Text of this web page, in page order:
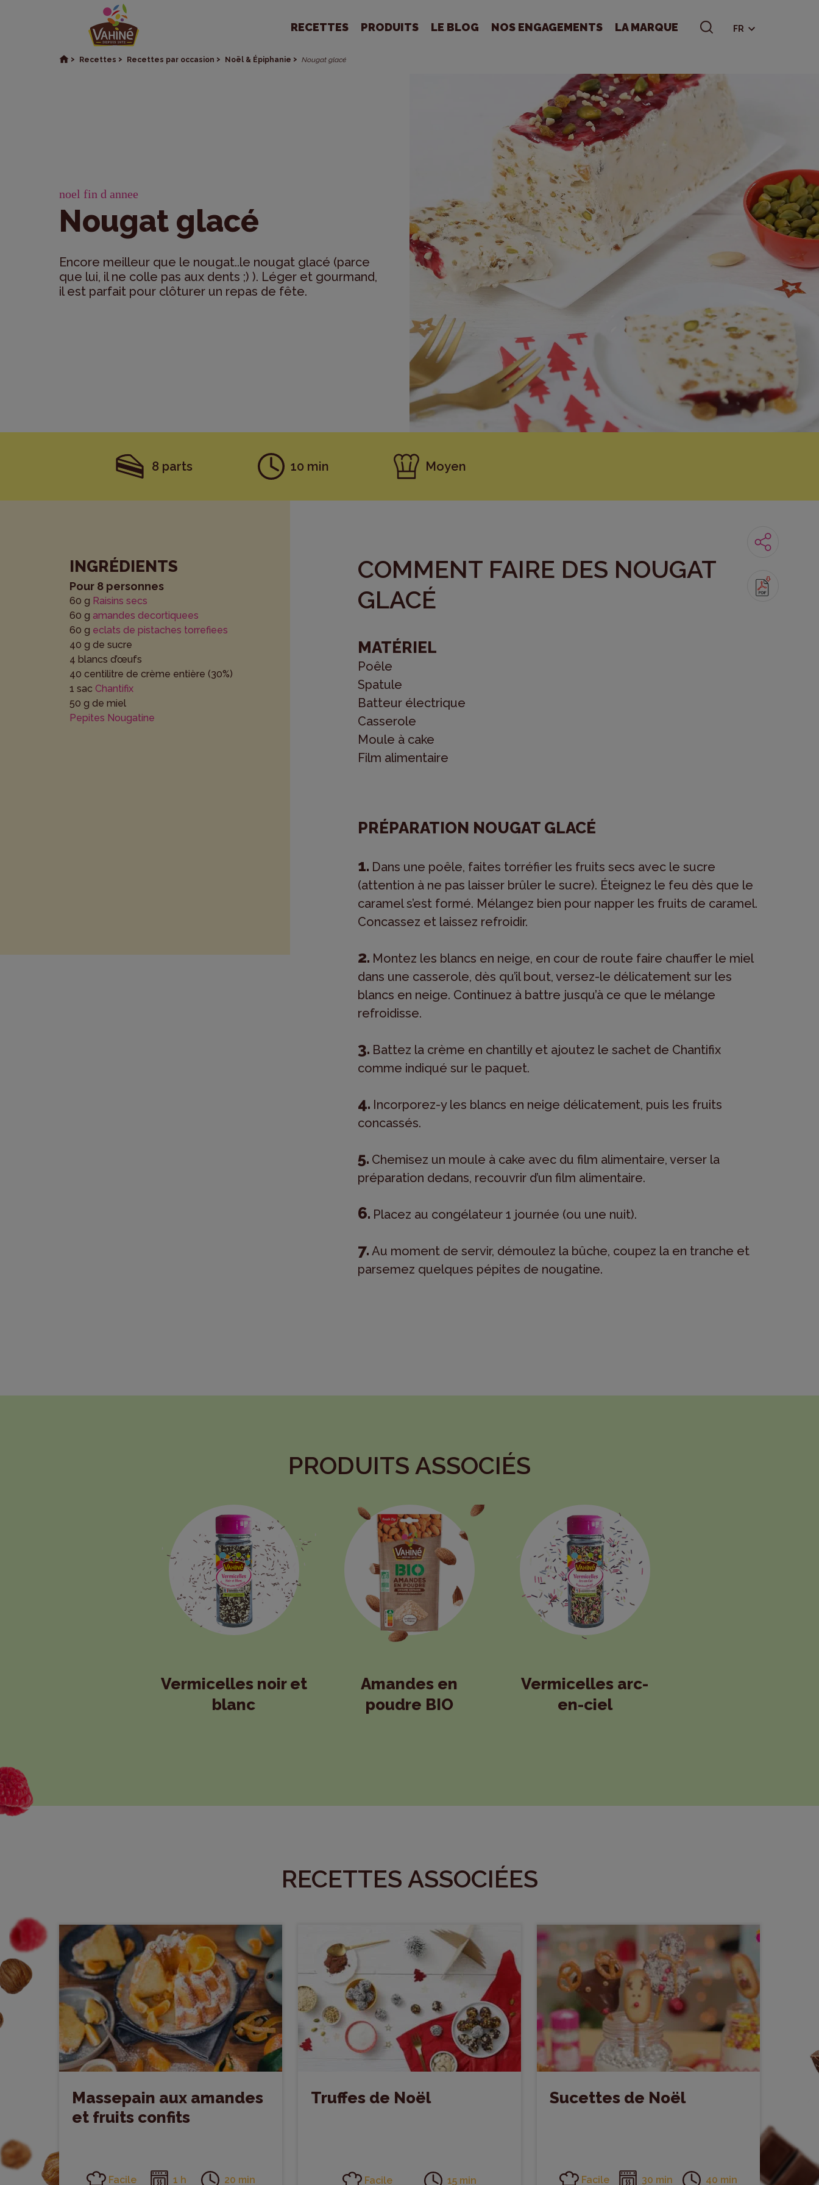
RECETTES PRODUITS LE BLOG NOS ENGAGEMENTS LA MARQUE FR
Recettes Recettes par occasion Noël & Épiphanie Nougat glacé
noel fin d annee
Nougat glacé
Encore meilleur que le nougat..le nougat glacé (parce
que lui, il ne colle pas aux dents ;) ). Léger et gourmand,
il est parfait pour clôturer un repas de fête.
8 parts 10 min Moyen
INGRÉDIENTS
Pour 8 personnes
60 g Raisins secs
60 g amandes decortiquees
60 g eclats de pistaches torrefiees
40 g de sucre
4 blancs d’œufs
40 centilitre de crème entière (30%)
1 sac Chantifix
50 g de miel
Pepites Nougatine
COMMENT FAIRE DES NOUGAT
GLACÉ
MATÉRIEL
Poêle
Spatule
Batteur électrique
Casserole
Moule à cake
Film alimentaire
PRÉPARATION NOUGAT GLACÉ
Dans une poêle, faites torréfier les fruits secs avec le sucre
(attention à ne pas laisser brûler le sucre). Éteignez le feu dès que le
caramel s’est formé. Mélangez bien pour napper les fruits de caramel.
Concassez et laissez refroidir.
Montez les blancs en neige, en cour de route faire chauffer le miel
dans une casserole, dès qu’il bout, versez-le délicatement sur les
blancs en neige. Continuez à battre jusqu’à ce que le mélange
refroidisse.
Battez la crème en chantilly et ajoutez le sachet de Chantifix
comme indiqué sur le paquet.
Incorporez-y les blancs en neige délicatement, puis les fruits
concassés.
Chemisez un moule à cake avec du film alimentaire, verser la
préparation dedans, recouvrir d’un film alimentaire.
Placez au congélateur 1 journée (ou une nuit).
Au moment de servir, démoulez la bûche, coupez la en tranche et
parsemez quelques pépites de nougatine.
PRODUITS ASSOCIÉS
Vermicelles noir et
blanc
Amandes en
poudre BIO
Vermicelles arc-
en-ciel
RECETTES ASSOCIÉES
Massepain aux amandes
et fruits confits
Facile 1 h 20 min
Truffes de Noël
Facile 15 min
Sucettes de Noël
Facile 30 min 40 min